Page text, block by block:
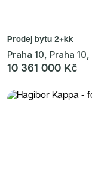
Prodej bytu 2+kk
Praha 10, Praha
10 361 000 Kč